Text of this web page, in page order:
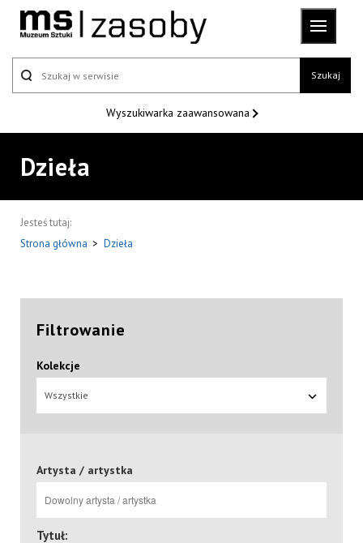
Szukaj
Wyszukiwarka zaawansowana
Dzieła
Jesteś tutaj:
Strona główna > Dzieła
Filtrowanie
Kolekcje
Wszystkie
Artysta / artystka
Tytuł: